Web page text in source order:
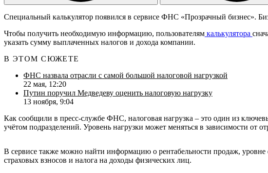
Специальный калькулятор появился в сервисе ФНС «Прозрачный бизнес».
Чтобы получить необходимую информацию, пользователям калькулятора
указать сумму выплаченных налогов и дохода компании.
В ЭТОМ СЮЖЕТЕ
ФНС назвала отрасли с самой большой налоговой нагрузкой
22 мая, 12:20
Путин поручил Медведеву оценить налоговую нагрузку
13 ноября, 9:04
Как сообщили в пресс-службе ФНС, налоговая нагрузка – это один из
учётом подразделений. Уровень нагрузки может меняться в зависимости от
В сервисе также можно найти информацию о рентабельности продаж, уровне
страховых взносов и налога на доходы физических лиц.